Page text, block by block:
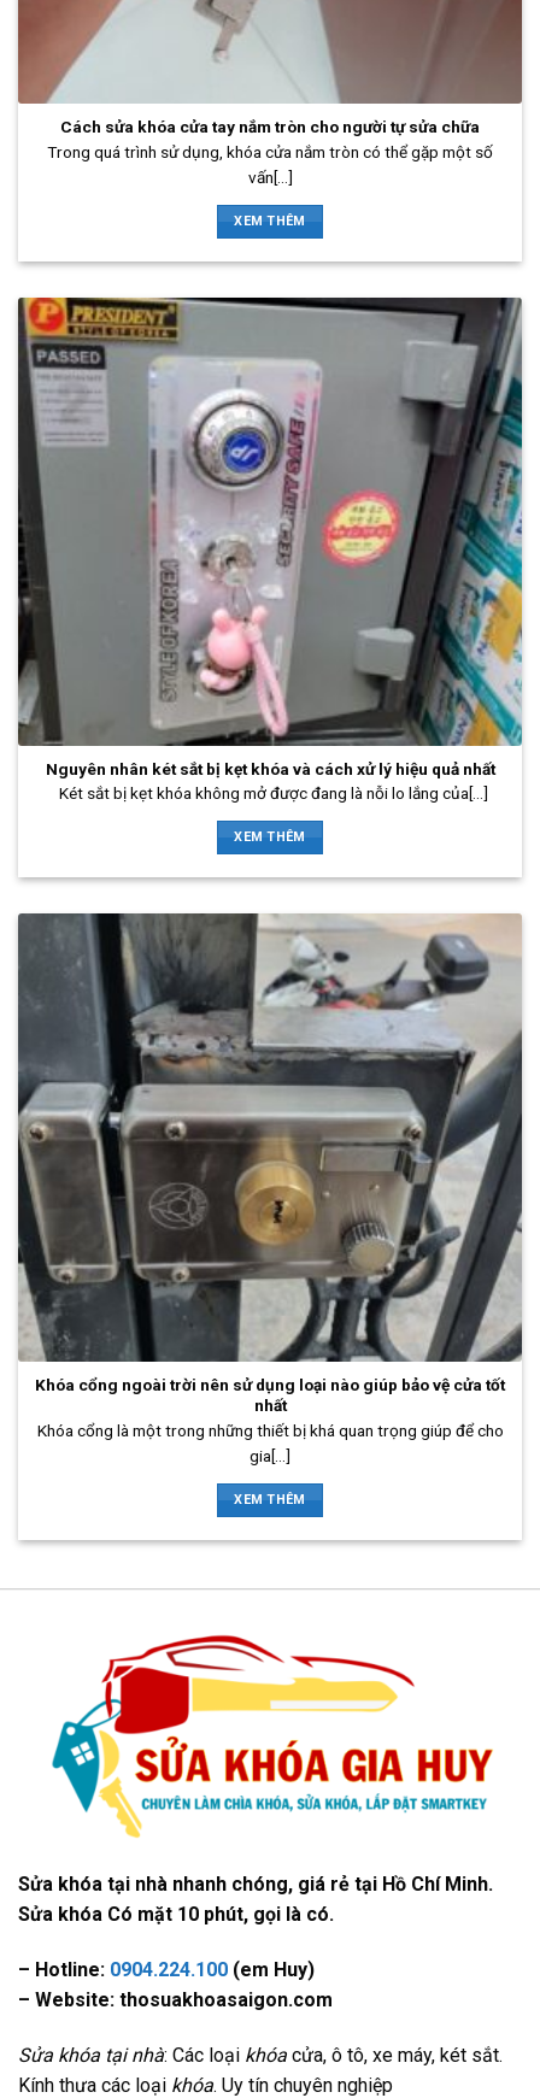
Cách sửa khóa cửa tay nắm tròn cho người tự sửa chữa
Trong quá trình sử dụng, khóa cửa nắm tròn có thể gặp một số
vấn[...]
XEM THÊM
Nguyên nhân két sắt bị kẹt khóa và cách xử lý hiệu quả nhất
Két sắt bị kẹt khóa không mở được đang là nỗi lo lắng của[...]
XEM THÊM
Khóa cổng ngoài trời nên sử dụng loại nào giúp bảo vệ cửa tốt
nhất
Khóa cổng là một trong những thiết bị khá quan trọng giúp để cho
gia[...]
XEM THÊM
Sửa khóa tại nhà nhanh chóng, giá rẻ tại Hồ Chí Minh.
Sửa khóa Có mặt 10 phút, gọi là có.
– Hotline: 0904.224.100 (em Huy)
– Website: thosuakhoasaigon.com
Sửa khóa tại nhà: Các loại khóa cửa, ô tô, xe máy, két sắt.
Kính thưa các loại khóa. Uy tín chuyên nghiệp